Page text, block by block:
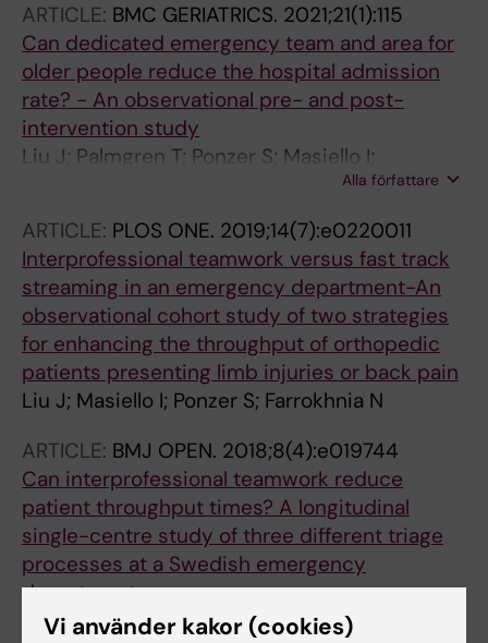
ARTICLE: BMC GERIATRICS. 2021;21(1):115
Can dedicated emergency team and area for
older people reduce the hospital admission
rate? - An observational pre- and post-
intervention study
Liu J; Palmgren T; Ponzer S; Masiello I;
Alla författare
ARTICLE: PLOS ONE. 2019;14(7):e0220011
Interprofessional teamwork versus fast track
streaming in an emergency department-An
observational cohort study of two strategies
for enhancing the throughput of orthopedic
patients presenting limb injuries or back pain
Liu J; Masiello I; Ponzer S; Farrokhnia N
ARTICLE: BMJ OPEN. 2018;8(4):e019744
Can interprofessional teamwork reduce
patient throughput times? A longitudinal
single-centre study of three different triage
processes at a Swedish emergency
department
Liu J; Masiello I; Ponzer S; Farrokhnia N
Vi använder kakor (cookies)